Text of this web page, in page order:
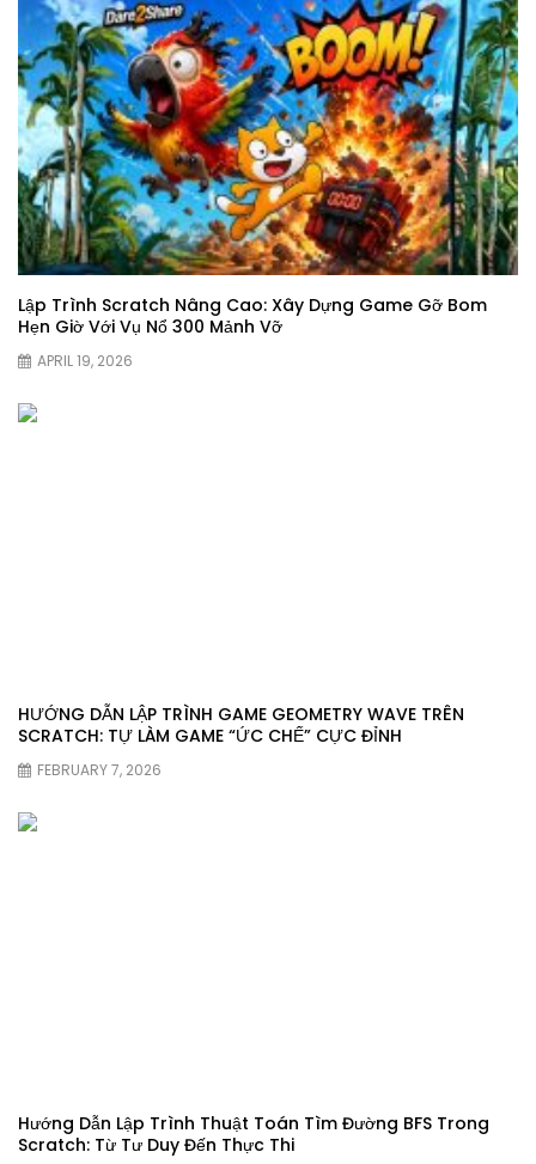
Lập Trình Scratch Nâng Cao: Xây Dựng Game Gỡ Bom
Hẹn Giờ Với Vụ Nổ 300 Mảnh Vỡ
APRIL 19, 2026
HƯỚNG DẪN LẬP TRÌNH GAME GEOMETRY WAVE TRÊN
SCRATCH: TỰ LÀM GAME “ỨC CHẾ” CỰC ĐỈNH
FEBRUARY 7, 2026
Hướng Dẫn Lập Trình Thuật Toán Tìm Đường BFS Trong
Scratch: Từ Tư Duy Đến Thực Thi